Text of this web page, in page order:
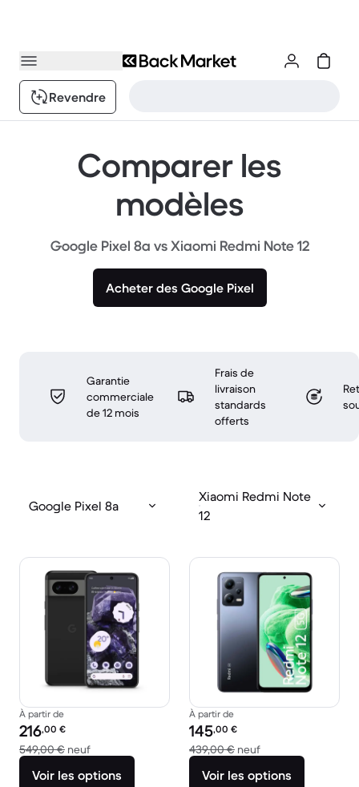
Revendre
Comparer les
modèles
Google Pixel 8a vs Xiaomi Redmi Note 12
Acheter des Google Pixel
Garantie
commerciale
de 12 mois
Frais de
livraison
standards
offerts
Google Pixel 8a
Xiaomi Redmi Note
12
À partir de
Prix reconditionné :
216,00 €
549,00 € neufcontre 549,00 € neuf
Voir les options
À partir de
Prix reconditionné :
145,00 €
439,00 € neufcontre 439,00 €
Voir les options